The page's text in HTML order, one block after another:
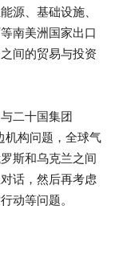
源、基础设施、
南美洲国家出口
间的贸易与投资
二十国集团
机构问题，全球气
斯和乌克兰之间
话，然后再考虑
动等问题。